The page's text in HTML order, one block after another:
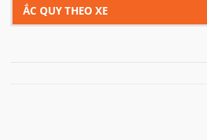
ẮC QUY THEO XE